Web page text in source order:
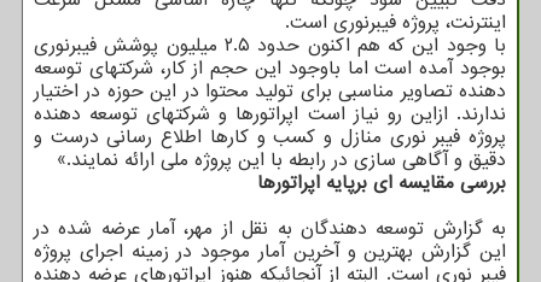
اینترنت، پروژه فیبرنوری است.
با وجود این که هم اکنون حدود ۲.۵ میلیون پوشش فیبرنوری
بوجود آمده است اما باوجود این حجم از کار، شرکتهای توسعه
دهنده تصاویر مناسبی برای تولید محتوا در این حوزه در اختیار
ندارند. ازاین رو نیاز است اپراتورها و شرکتهای توسعه دهنده
پروژه فیبر نوری منازل و کسب و کارها اطلاع رسانی درست و
دقیق و آگاهی سازی در رابطه با این پروژه ملی ارائه نمایند.»
بررسی مقایسه ای برپایه اپراتورها
به گزارش توسعه دهندگان به نقل از مهر، آمار عرضه شده در
این گزارش بهترین و آخرین آمار موجود در زمینه اجرای پروژه
فیبر نوری است. البته از آنجائیکه هنوز اپراتورهای عرضه دهنده